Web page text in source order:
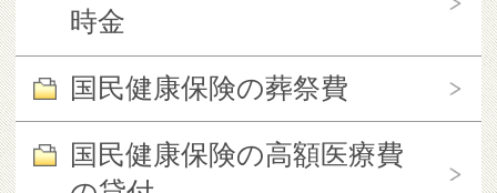
時金
国民健康保険の葬祭費
国民健康保険の高額医療費